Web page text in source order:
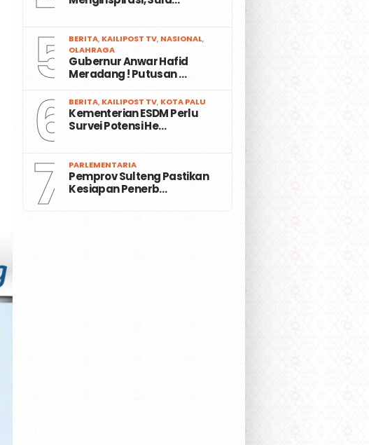
5 BERITA, KAILIPOST TV, NASIONAL,
OLAHRAGA
Gubernur Anwar Hafid
Meradang ! Putusan …
6 BERITA, KAILIPOST TV, KOTA PALU
Kementerian ESDM Perlu
Survei Potensi He…
7 PARLEMENTARIA
Pemprov Sulteng Pastikan
Kesiapan Penerb…